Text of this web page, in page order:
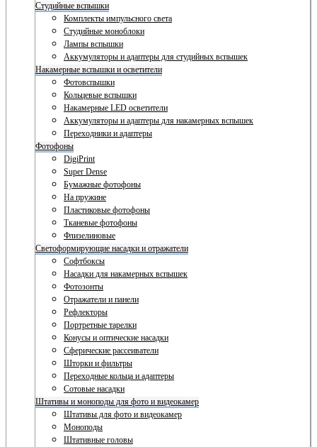
Студийные вспышки
Комплекты импульсного света
Студийные моноблоки
Лампы вспышки
Аккумуляторы и адаптеры для студийных вспышек
Накамерные вспышки и осветители
Фотовспышки
Кольцевые вспышки
Накамерные LED осветители
Аккумуляторы и адаптеры для накамерных вспышек
Переходники и адаптеры
Фотофоны
DigiPrint
Super Dense
Бумажные фотофоны
На пружине
Пластиковые фотофоны
Тканевые фотофоны
Флизелиновые
Светоформирующие насадки и отражатели
Софтбоксы
Насадки для накамерных вспышек
Фотозонты
Отражатели и панели
Рефлекторы
Портретные тарелки
Конусы и оптические насадки
Сферические рассеиватели
Шторки и фильтры
Переходные кольца и адаптеры
Сотовые насадки
Штативы и моноподы для фото и видеокамер
Штативы для фото и видеокамер
Моноподы
Штативные головы